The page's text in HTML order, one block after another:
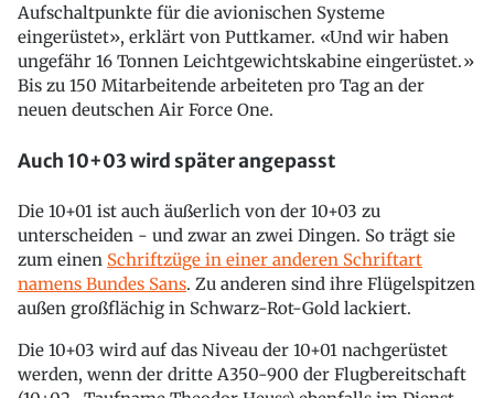
Aufschaltpunkte für die avionischen Systeme
eingerüstet», erklärt von Puttkamer. «Und wir haben
ungefähr 16 Tonnen Leichtgewichtskabine eingerüstet.»
Bis zu 150 Mitarbeitende arbeiteten pro Tag an der
neuen deutschen Air Force One.
Auch 10+03 wird später angepasst
Die 10+01 ist auch äußerlich von der 10+03 zu
unterscheiden - und zwar an zwei Dingen. So trägt sie
zum einen Schriftzüge in einer anderen Schriftart
namens Bundes Sans. Zu anderen sind ihre Flügelspitzen
außen großflächig in Schwarz-Rot-Gold lackiert.
Die 10+03 wird auf das Niveau der 10+01 nachgerüstet
werden, wenn der dritte A350-900 der Flugbereitschaft